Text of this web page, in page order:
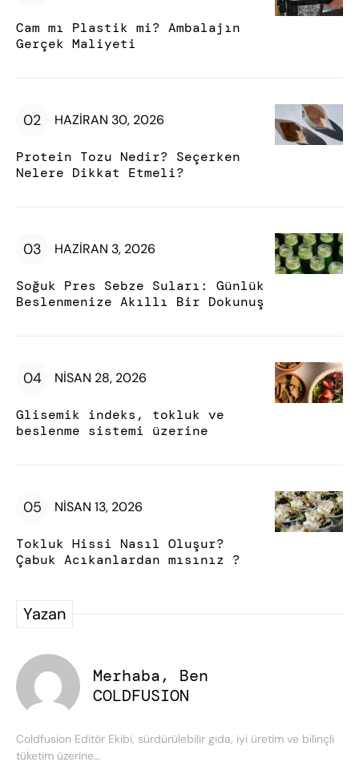
Cam mı Plastik mi? Ambalajın
Gerçek Maliyeti
HAZIRAN 30, 2026
Protein Tozu Nedir? Seçerken
Nelere Dikkat Etmeli?
HAZIRAN 3, 2026
Soğuk Pres Sebze Suları: Günlük
Beslenmenize Akıllı Bir Dokunuş
NISAN 28, 2026
Glisemik indeks, tokluk ve
beslenme sistemi üzerine
NISAN 13, 2026
Tokluk Hissi Nasıl Oluşur?
Çabuk Acıkanlardan mısınız ?
Yazan
Merhaba, Ben
COLDFUSION
Coldfusion Editör Ekibi, sürdürülebilir gıda, iyi üretim ve bilinçli
tüketim üzerine…